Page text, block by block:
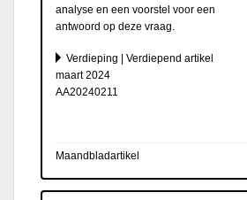
analyse en een voorstel voor een
antwoord op deze vraag.
Verdieping | Verdiepend artikel
maart 2024
AA20240211
Maandbladartikel